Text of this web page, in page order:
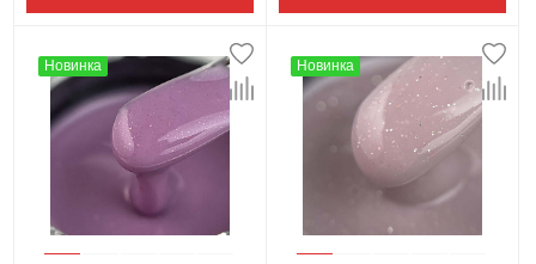
Новинка Новинка